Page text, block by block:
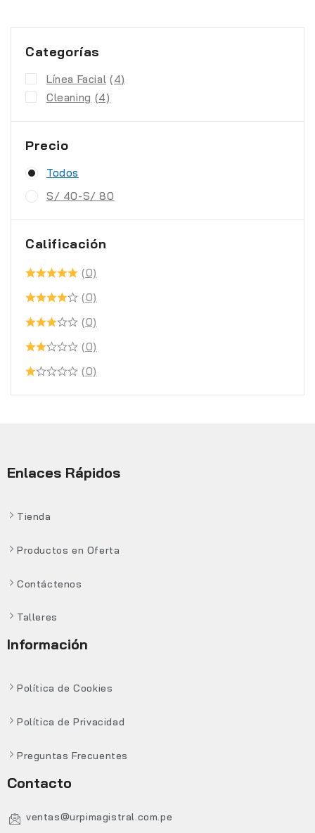
Categorías
Línea Facial (4)
Cleaning (4)
Precio
Todos
S/ 40-S/ 80
Calificación
(0)
(0)
(0)
(0)
(0)
Enlaces Rápidos
Tienda
Productos en Oferta
Contáctenos
Talleres
Información
Política de Cookies
Política de Privacidad
Preguntas Frecuentes
Contacto
ventas@urpimagistral.com.pe